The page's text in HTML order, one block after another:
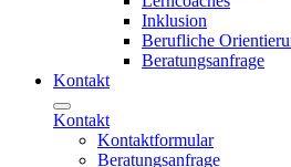
Inklusion
Berufliche
Beratungsanfrage
Kontakt
Kontakt
Kontaktformular
Beratungsanfrage